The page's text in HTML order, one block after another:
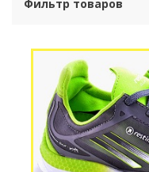
Фильтр товаров